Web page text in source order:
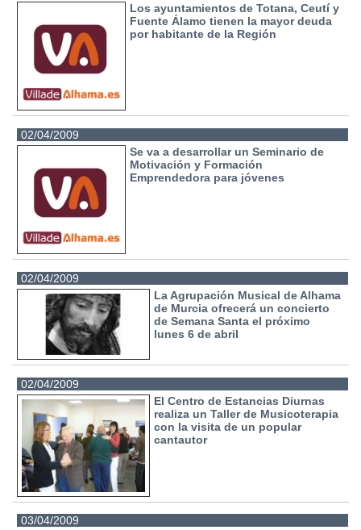
Los ayuntamientos de Totana, Ceutí y
Fuente Álamo tienen la mayor deuda
por habitante de la Región
02/04/2009
Se va a desarrollar un Seminario de
Motivación y Formación
Emprendedora para jóvenes
02/04/2009
La Agrupación Musical de Alhama
de Murcia ofrecerá un concierto
de Semana Santa el próximo
lunes 6 de abril
02/04/2009
El Centro de Estancias Diurnas
realiza un Taller de Musicoterapia
con la visita de un popular
cantautor
03/04/2009